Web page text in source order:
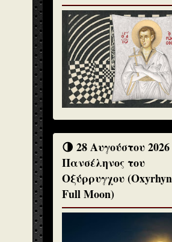
🌗 28 Αυγούστου 2026
Πανσέληνος του
Οξύρρυγχου
Full Moon)